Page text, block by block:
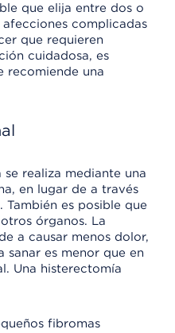
que elija entre dos o
complicadas
que requieren
cuidadosa, es
recomiende una
realiza mediante una
en lugar de a través
es posible que
órganos. La
a causar menos dolor,
es menor que en
Una histerectomía
fibromas